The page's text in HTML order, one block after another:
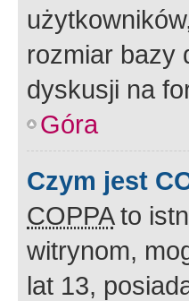
rozmiar bazy
dyskusji na
Góra
Czym jest
COPPAto
witrynom,
lat 13,